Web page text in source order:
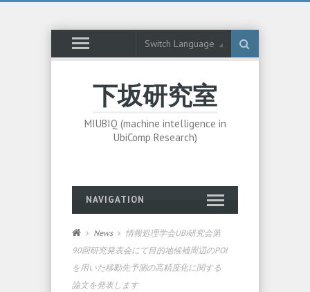
Switch Language
下坂研究室
MIUBIQ (machine intelligence in
UbiComp Research)
NAVIGATION
News
情報処理学会UBI研究会第
90回研究発表会にて目的地候補周辺のPOI
を用いた移動先予測の高精度化に関する
論文を発表します